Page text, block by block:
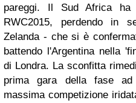
pareggi. Il Sud Africa
RWC2015, perdendo in
Zelanda - che si è
battendo l'Argentina nella
di Londra. La sconfitta
prima gara della fase ad
massima competizione